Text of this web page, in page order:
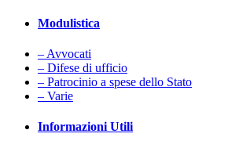
Modulistica
– Avvocati
– Difese di ufficio
– Patrocinio a spese dello Stato
– Varie
Informazioni Utili